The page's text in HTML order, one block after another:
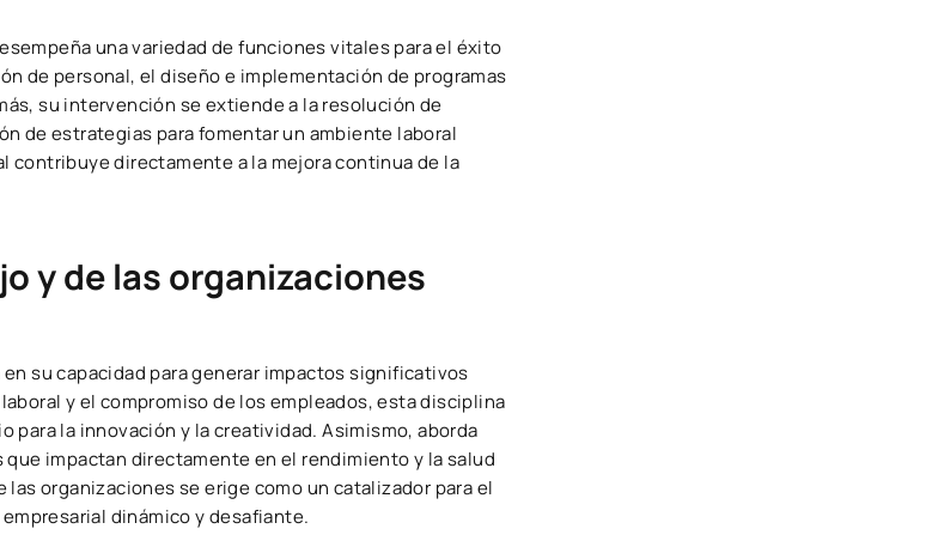
una variedad de funciones vitales para el éxito
de personal, el diseño e implementación de programas
su intervención se extiende a la resolución de
de estrategias para fomentar un ambiente laboral
directamente a la mejora continua de la
y de las organizaciones
su capacidad para generar impactos significativos
y el compromiso de los empleados, esta disciplina
para la innovación y la creatividad. Asimismo, aborda
impactan directamente en el rendimiento y la salud
organizaciones se erige como un catalizador para el
dinámico y desafiante.